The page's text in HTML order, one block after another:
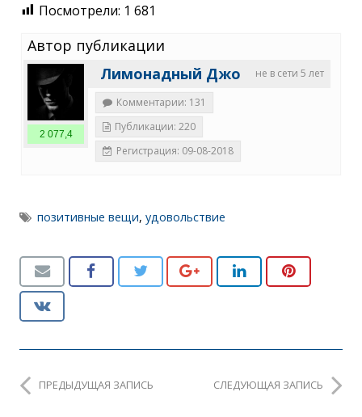
Посмотрели: 1 681
Автор публикации
не в сети 5 лет
Лимонадный Джо
2 077,4
Комментарии: 131
Публикации: 220
Регистрация: 09-08-2018
позитивные вещи,удовольствие
ПРЕДЫДУЩАЯ ЗАПИСЬ СЛЕДУЮЩАЯ ЗАПИСЬ